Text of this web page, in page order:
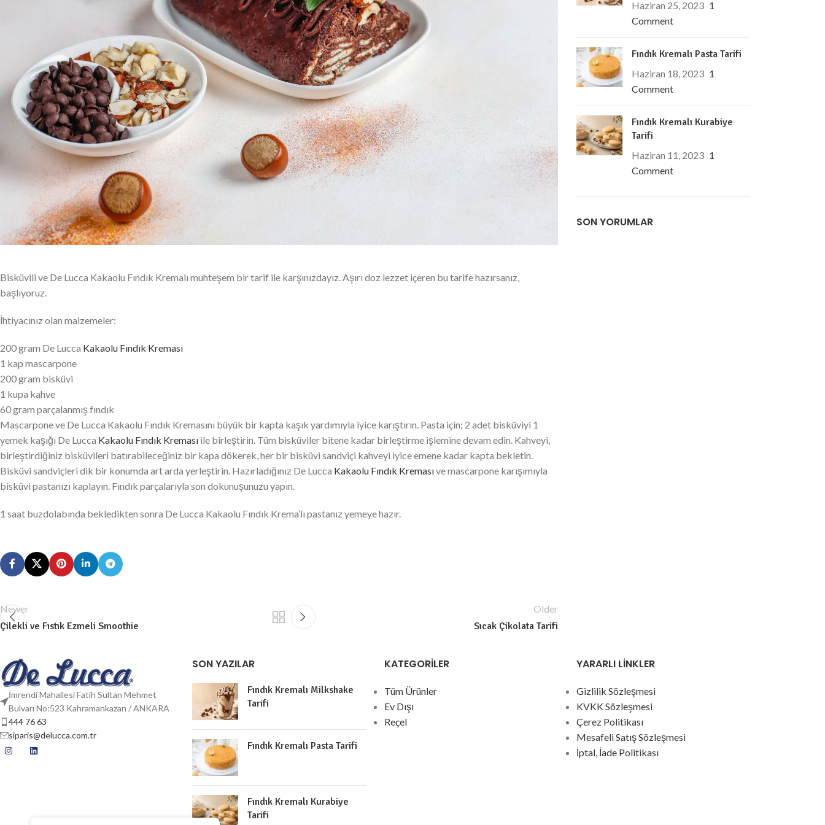
Bisküvili ve De Lucca Kakaolu Fındık Kremalı muhteşem bir tarif ile karşınızdayız. Aşırı doz lezzet içeren bu tarife hazırsanız,
başlıyoruz.
İhtiyacınız olan malzemeler:
200 gram De Lucca Kakaolu Fındık Kreması
1 kap mascarpone
200 gram bisküvi
1 kupa kahve
60 gram parçalanmış fındık
Mascarpone ve De Lucca Kakaolu Fındık Kremasını büyük bir kapta kaşık yardımıyla iyice karıştırın. Pasta için; 2 adet bisküviyi 1
yemek kaşığı De Lucca Kakaolu Fındık Kreması ile birleştirin. Tüm bisküviler bitene kadar birleştirme işlemine devam edin. Kahveyi,
birleştirdiğiniz bisküvileri batırabileceğiniz bir kapa dökerek, her bir bisküvi sandviçi kahveyi iyice emene kadar kapta bekletin.
Bisküvi sandviçleri dik bir konumda art arda yerleştirin. Hazırladığınız De Lucca Kakaolu Fındık Kremasıve mascarpone karışımıyla
bisküvi pastanızı kaplayın. Fındık parçalarıyla son dokunuşunuzu yapın.
1 saat buzdolabında bekledikten sonra De Lucca Kakaolu Fındık Krema’lı pastanız yemeye hazır.
Newer
Çilekli ve Fıstık Ezmeli Smoothie
Older
Sıcak Çikolata Tarifi
Haziran 25, 2023 1
Comment
Fındık Kremalı Pasta Tarifi
Haziran 18, 2023 1
Comment
Fındık Kremalı Kurabiye
Tarifi
Haziran 11, 2023 1
Comment
SON YORUMLAR
İmrendi Mahallesi Fatih Sultan Mehmet
Bulvarı No:523 Kahramankazan / ANKARA
444 76 63
siparis@delucca.com.tr
SON YAZILAR
Fındık Kremalı Milkshake
Tarifi
Fındık Kremalı Pasta Tarifi
Fındık Kremalı Kurabiye
Tarifi
KATEGORİLER
Tüm Ürünler
Ev Dışı
Reçel
YARARLI LİNKLER
Gizlilik Sözleşmesi
KVKK Sözleşmesi
Çerez Politikası
Mesafeli Satış Sözleşmesi
İptal, İade Politikası